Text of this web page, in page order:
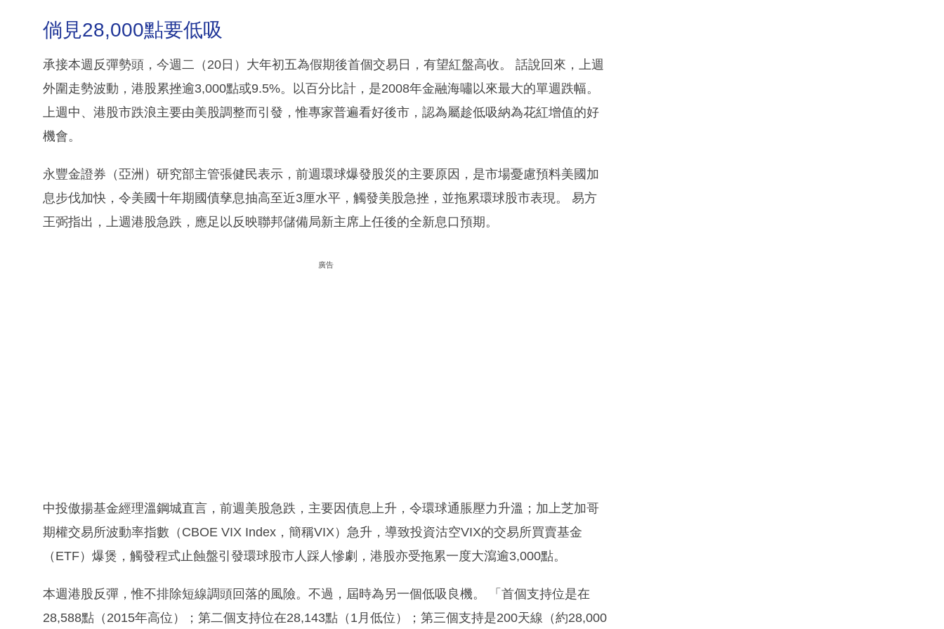
倘見28,000點要低吸
承接本週反彈勢頭，今週二（20日）大年初五為假期後首個交易日，有望紅盤高收。 話說回來，上週
外圍走勢波動，港股累挫逾3,000點或9.5%。以百分比計，是2008年金融海嘯以來最大的單週跌幅。
上週中、港股市跌浪主要由美股調整而引發，惟專家普遍看好後市，認為屬趁低吸納為花紅增值的好
機會。
永豐金證券（亞洲）研究部主管張健民表示，前週環球爆發股災的主要原因，是市場憂慮預料美國加
息步伐加快，令美國十年期國債孳息抽高至近3厘水平，觸發美股急挫，並拖累環球股市表現。 易方
王弼指出，上週港股急跌，應足以反映聯邦儲備局新主席上任後的全新息口預期。
廣告
中投傲揚基金經理溫鋼城直言，前週美股急跌，主要因債息上升，令環球通脹壓力升溫；加上芝加哥
期權交易所波動率指數（CBOE VIX Index，簡稱VIX）急升，導致投資沽空VIX的交易所買賣基金
（ETF）爆煲，觸發程式止蝕盤引發環球股市人踩人慘劇，港股亦受拖累一度大瀉逾3,000點。
本週港股反彈，惟不排除短線調頭回落的風險。不過，屆時為另一個低吸良機。 「首個支持位是在
28,588點（2015年高位）；第二個支持位在28,143點（1月低位）；第三個支持是200天線（約28,000